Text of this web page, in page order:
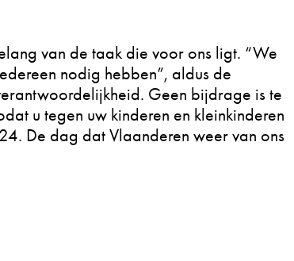
van de taak die voor ons ligt. “We
nodig hebben”, aldus de
Geen bijdrage is te
u tegen uw kinderen en kleinkinderen
De dag dat Vlaanderen weer van ons